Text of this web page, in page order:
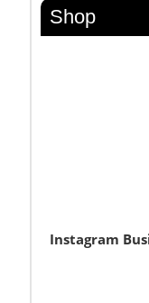
Shop
Instagram